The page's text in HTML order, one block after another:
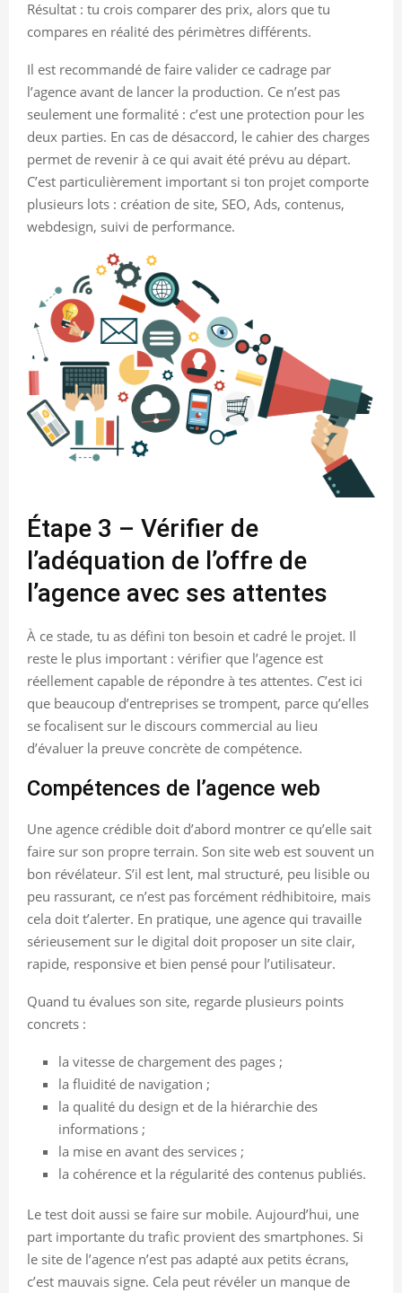
Résultat : tu crois comparer des prix, alors que tu
compares en réalité des périmètres différents.
Il est recommandé de faire valider ce cadrage par
l’agence avant de lancer la production. Ce n’est pas
seulement une formalité : c’est une protection pour les
deux parties. En cas de désaccord, le cahier des charges
permet de revenir à ce qui avait été prévu au départ.
C’est particulièrement important si ton projet comporte
plusieurs lots : création de site, SEO, Ads, contenus,
webdesign, suivi de performance.
Étape 3 – Vérifier de
l’adéquation de l’offre de
l’agence avec ses attentes
À ce stade, tu as défini ton besoin et cadré le projet. Il
reste le plus important : vérifier que l’agence est
réellement capable de répondre à tes attentes. C’est ici
que beaucoup d’entreprises se trompent, parce qu’elles
se focalisent sur le discours commercial au lieu
d’évaluer la preuve concrète de compétence.
Compétences de l’agence web
Une agence crédible doit d’abord montrer ce qu’elle sait
faire sur son propre terrain. Son site web est souvent un
bon révélateur. S’il est lent, mal structuré, peu lisible ou
peu rassurant, ce n’est pas forcément rédhibitoire, mais
cela doit t’alerter. En pratique, une agence qui travaille
sérieusement sur le digital doit proposer un site clair,
rapide, responsive et bien pensé pour l’utilisateur.
Quand tu évalues son site, regarde plusieurs points
concrets :
la vitesse de chargement des pages ;
la fluidité de navigation ;
la qualité du design et de la hiérarchie des
informations ;
la mise en avant des services ;
la cohérence et la régularité des contenus publiés.
Le test doit aussi se faire sur mobile. Aujourd’hui, une
part importante du trafic provient des smartphones. Si
le site de l’agence n’est pas adapté aux petits écrans,
c’est mauvais signe. Cela peut révéler un manque de